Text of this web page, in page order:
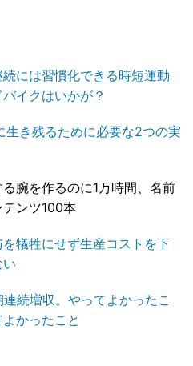
には習慣化できる時短運動
イクはいかが？
生き残るために必要な2つの実
腕を作るのに1万時間、名前
ンツ100本
犠牲にせず生産コストを下
続増収。やってよかったこ
かったこと